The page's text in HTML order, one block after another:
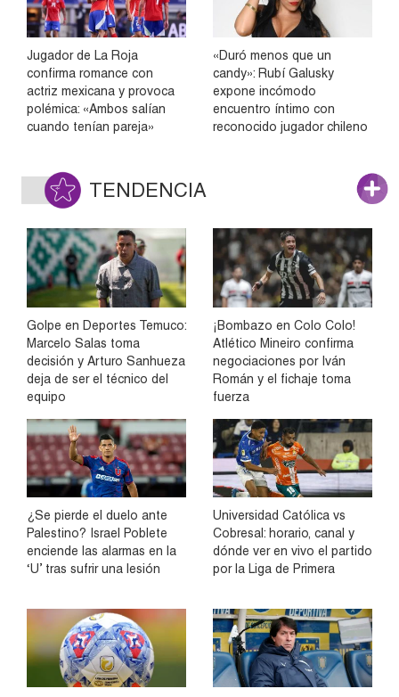
Jugador de La Roja
confirma romance con
actriz mexicana y provoca
polémica: «Ambos salían
cuando tenían pareja»
«Duró menos que un
candy»: Rubí Galusky
expone incómodo
encuentro íntimo con
reconocido jugador chileno
TENDENCIA
Golpe en Deportes Temuco:
Marcelo Salas toma
decisión y Arturo Sanhueza
deja de ser el técnico del
equipo
¡Bombazo en Colo Colo!
Atlético Mineiro confirma
negociaciones por Iván
Román y el fichaje toma
fuerza
¿Se pierde el duelo ante
Palestino? Israel Poblete
enciende las alarmas en la
‘U’ tras sufrir una lesión
Universidad Católica vs
Cobresal: horario, canal y
dónde ver en vivo el partido
por la Liga de Primera